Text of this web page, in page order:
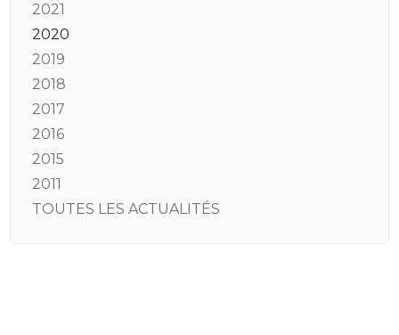
2021
2020
2019
2018
2017
2016
2015
2011
TOUTES LES ACTUALITÉS